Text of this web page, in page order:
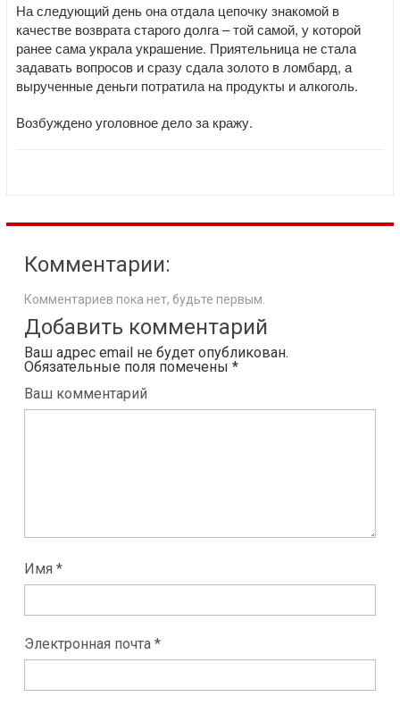
На следующий день она отдала цепочку знакомой в
качестве возврата старого долга – той самой, у которой
ранее сама украла украшение. Приятельница не стала
задавать вопросов и сразу сдала золото в ломбард, а
вырученные деньги потратила на продукты и алкоголь.
Возбуждено уголовное дело за кражу.
Комментарии:
Комментариев пока нет, будьте первым.
Добавить комментарий
Ваш адрес email не будет опубликован.
Обязательные поля помечены *
Ваш комментарий
Имя *
Электронная почта *